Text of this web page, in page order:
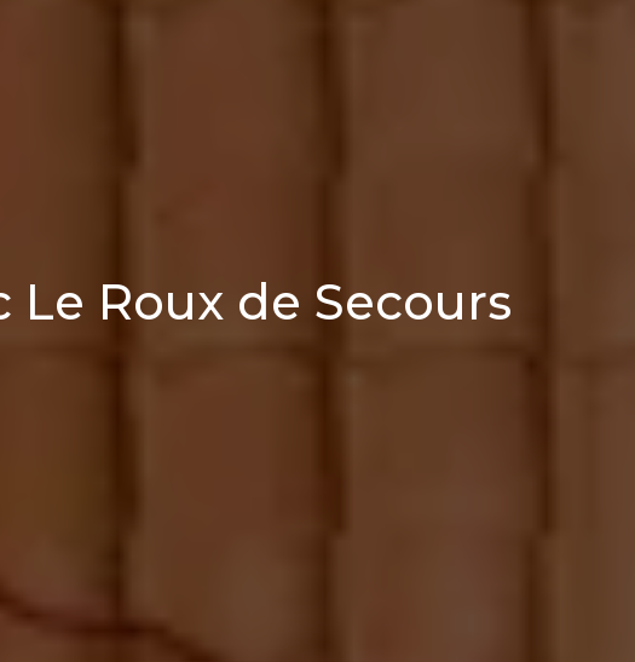
Roux de Secours